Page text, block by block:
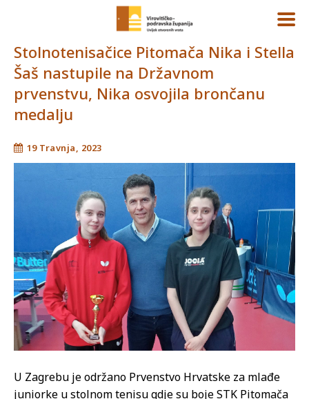
Stolnotenisačice Pitomača Nika i Stella
Šaš nastupile na Državnom
prvenstvu, Nika osvojila brončanu
medalju
19 Travnja, 2023
U Zagrebu je održano Prvenstvo Hrvatske za mlađe
juniorke u stolnom tenisu gdje su boje STK Pitomača